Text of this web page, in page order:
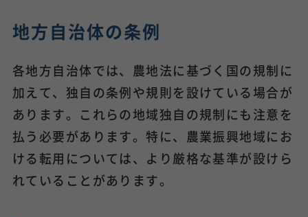
地方自治体の条例
各地方自治体では、農地法に基づく国の規制に
加えて、独自の条例や規則を設けている場合が
あります。これらの地域独自の規制にも注意を
払う必要があります。特に、農業振興地域にお
ける転用については、より厳格な基準が設けら
れていることがあります。